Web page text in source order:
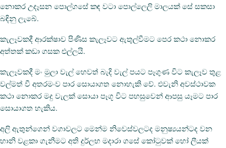
නොකර උදෑසන පොල්ගසේ කඳ වටා පොල්ලෙලි මාලයක් සේ සකසා
බඳිනු ලැබේ.
කැලෑවකදී ආරක්ෂාව පිණිස කැලෑවට ඇතුල්වීමට පෙර කථා නොකර
අත්තක් කඩා ගසක එල්ලයි.
කැලෑවකදී මං මුලා වැල් හෙවත් බැදි වැල් පයට පෑගුණ විට කැලෑව තුළ
වල්මත් වී අතරමංව පාර සොයාගත නොහැකි වේ. එවැනි අවස්ථාවක
කථා නොකර මදු වැලක් සොයා පෑගූ විට පහසුවෙන් ආපසු යෑමට පාර
සොයාගත හැකිය.
අලි ඇතුන්ගෙන් වගාවලට මෙන්ම නිවෙස්වලටද මනුෂ්‍යයන්ටද වන
හානි වළකා ගැනීමට අති දුර්ලභ මදාරා ගසේ කෝටුවක් හෝ ලීයක්